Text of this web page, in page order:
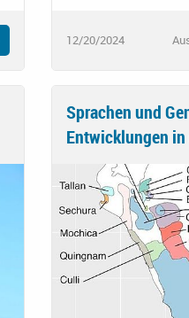
12/20/2024
Sprachen und
Entwicklungen